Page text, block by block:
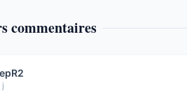
commentaires
j